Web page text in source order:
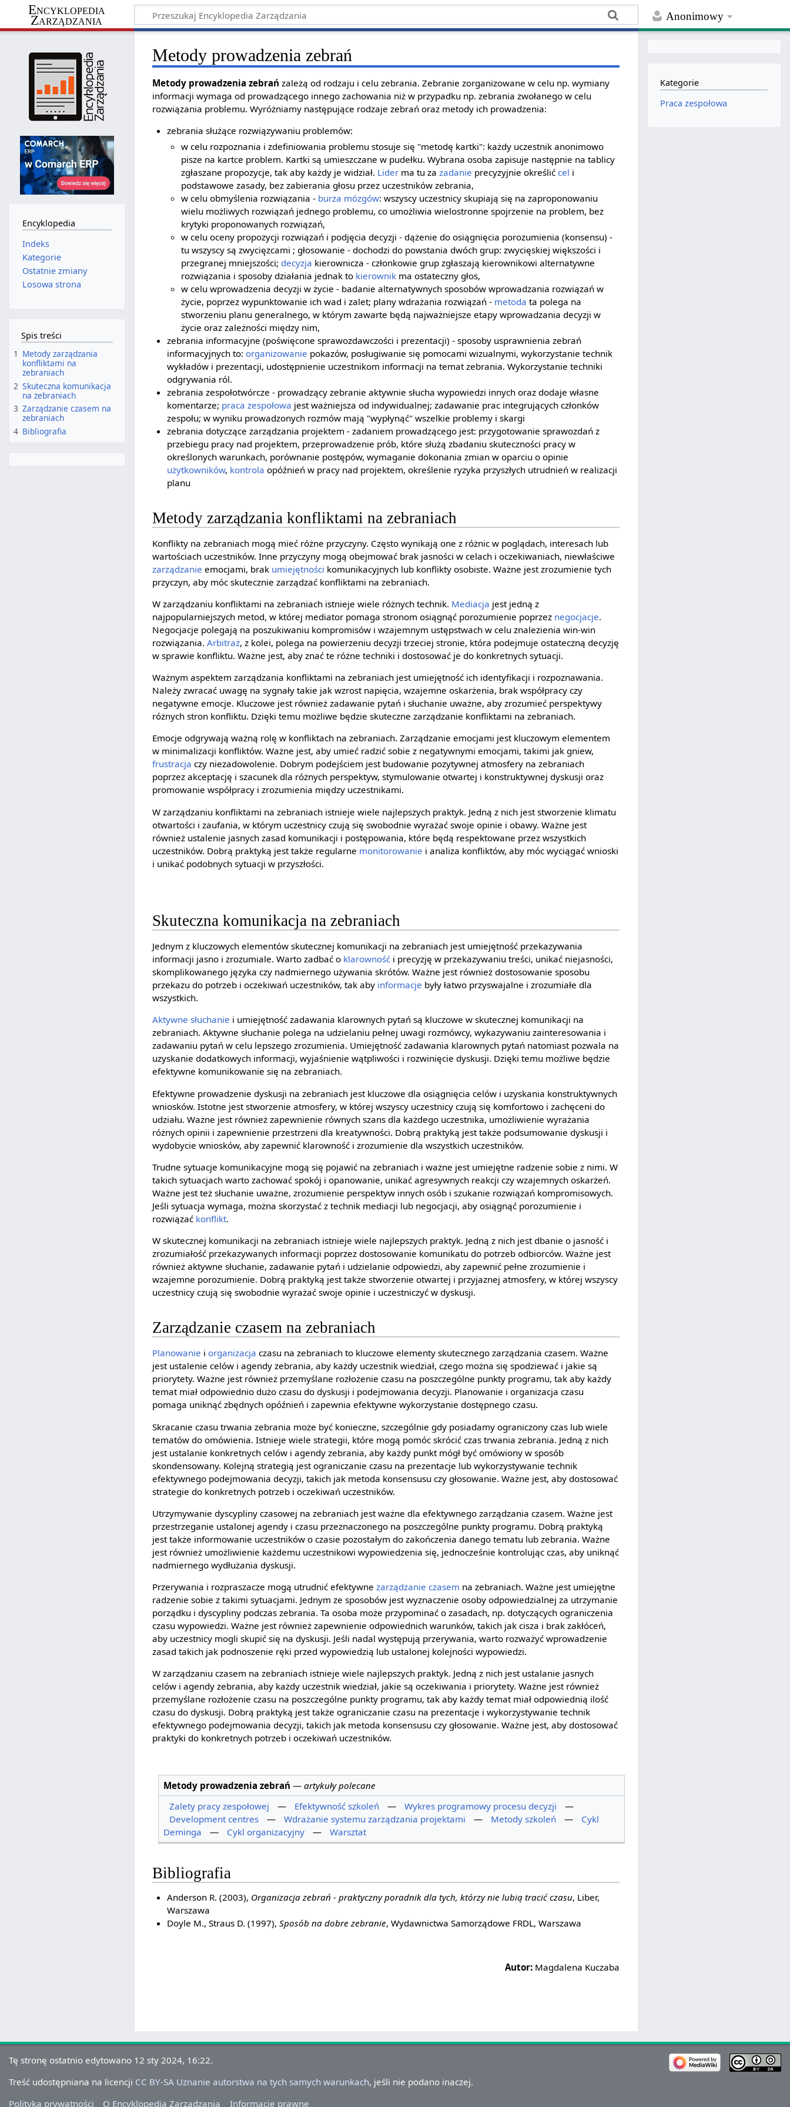
Anonimowy
Encyklopedia
Zarządzania
Metody prowadzenia zebrań
Metody prowadzenia zebrań zależą od rodzaju i celu zebrania. Zebranie zorganizowane w celu np. wymiany
informacji wymaga od prowadzącego innego zachowania niż w przypadku np. zebrania zwołanego w celu
rozwiązania problemu. Wyróżniamy następujące rodzaje zebrań oraz metody ich prowadzenia:
zebrania służące rozwiązywaniu problemów:
w celu rozpoznania i zdefiniowania problemu stosuje się "metodę kartki": każdy uczestnik anonimowo
pisze na kartce problem. Kartki są umieszczane w pudełku. Wybrana osoba zapisuje następnie na tablicy
zgłaszane propozycje, tak aby każdy je widział. Lider ma tu za zadanie precyzyjnie określić cel i
podstawowe zasady, bez zabierania głosu przez uczestników zebrania,
w celu obmyślenia rozwiązania - burza mózgów: wszyscy uczestnicy skupiają się na zaproponowaniu
wielu możliwych rozwiązań jednego problemu, co umożliwia wielostronne spojrzenie na problem, bez
krytyki proponowanych rozwiązań,
w celu oceny propozycji rozwiązań i podjęcia decyzji - dążenie do osiągnięcia porozumienia (konsensu) -
tu wszyscy są zwycięzcami ; głosowanie - dochodzi do powstania dwóch grup: zwycięskiej większości i
przegranej mniejszości; decyzja kierownicza - członkowie grup zgłaszają kierownikowi alternatywne
rozwiązania i sposoby działania jednak to kierownik ma ostateczny głos,
w celu wprowadzenia decyzji w życie - badanie alternatywnych sposobów wprowadzania rozwiązań w
życie, poprzez wypunktowanie ich wad i zalet; plany wdrażania rozwiązań - metoda ta polega na
stworzeniu planu generalnego, w którym zawarte będą najważniejsze etapy wprowadzania decyzji w
życie oraz zależności między nim,
zebrania informacyjne (poświęcone sprawozdawczości i prezentacji) - sposoby usprawnienia zebrań
informacyjnych to: organizowanie pokazów, posługiwanie się pomocami wizualnymi, wykorzystanie technik
wykładów i prezentacji, udostępnienie uczestnikom informacji na temat zebrania. Wykorzystanie techniki
odgrywania ról.
zebrania zespołotwórcze - prowadzący zebranie aktywnie słucha wypowiedzi innych oraz dodaje własne
komentarze; praca zespołowa jest ważniejsza od indywidualnej; zadawanie prac integrujących członków
zespołu; w wyniku prowadzonych rozmów mają "wypłynąć" wszelkie problemy i skargi
zebrania dotyczące zarządzania projektem - zadaniem prowadzącego jest: przygotowanie sprawozdań z
przebiegu pracy nad projektem, przeprowadzenie prób, które służą zbadaniu skuteczności pracy w
określonych warunkach, porównanie postępów, wymaganie dokonania zmian w oparciu o opinie
użytkowników, kontrola opóźnień w pracy nad projektem, określenie ryzyka przyszłych utrudnień w realizacji
planu
Metody zarządzania konfliktami na zebraniach
Konflikty na zebraniach mogą mieć różne przyczyny. Często wynikają one z różnic w poglądach, interesach lub
wartościach uczestników. Inne przyczyny mogą obejmować brak jasności w celach i oczekiwaniach, niewłaściwe
zarządzanie emocjami, brak umiejętności komunikacyjnych lub konflikty osobiste. Ważne jest zrozumienie tych
przyczyn, aby móc skutecznie zarządzać konfliktami na zebraniach.
W zarządzaniu konfliktami na zebraniach istnieje wiele różnych technik. Mediacja jest jedną z
najpopularniejszych metod, w której mediator pomaga stronom osiągnąć porozumienie poprzez negocjacje.
Negocjacje polegają na poszukiwaniu kompromisów i wzajemnym ustępstwach w celu znalezienia win-win
rozwiązania.Arbitraż, z kolei, polega na powierzeniu decyzji trzeciej stronie, która podejmuje ostateczną decyzję
w sprawie konfliktu. Ważne jest, aby znać te różne techniki i dostosować je do konkretnych sytuacji.
Ważnym aspektem zarządzania konfliktami na zebraniach jest umiejętność ich identyfikacji i rozpoznawania.
Należy zwracać uwagę na sygnały takie jak wzrost napięcia, wzajemne oskarżenia, brak współpracy czy
negatywne emocje. Kluczowe jest również zadawanie pytań i słuchanie uważne, aby zrozumieć perspektywy
różnych stron konfliktu. Dzięki temu możliwe będzie skuteczne zarządzanie konfliktami na zebraniach.
Emocje odgrywają ważną rolę w konfliktach na zebraniach. Zarządzanie emocjami jest kluczowym elementem
w minimalizacji konfliktów. Ważne jest, aby umieć radzić sobie z negatywnymi emocjami, takimi jak gniew,
frustracja czy niezadowolenie. Dobrym podejściem jest budowanie pozytywnej atmosfery na zebraniach
poprzez akceptację i szacunek dla różnych perspektyw, stymulowanie otwartej i konstruktywnej dyskusji oraz
promowanie współpracy i zrozumienia między uczestnikami.
W zarządzaniu konfliktami na zebraniach istnieje wiele najlepszych praktyk. Jedną z nich jest stworzenie klimatu
otwartości i zaufania, w którym uczestnicy czują się swobodnie wyrażać swoje opinie i obawy. Ważne jest
również ustalenie jasnych zasad komunikacji i postępowania, które będą respektowane przez wszystkich
uczestników. Dobrą praktyką jest także regularne monitorowanie i analiza konfliktów, aby móc wyciągać wnioski
i unikać podobnych sytuacji w przyszłości.
Skuteczna komunikacja na zebraniach
Jednym z kluczowych elementów skutecznej komunikacji na zebraniach jest umiejętność przekazywania
informacji jasno i zrozumiale. Warto zadbać o klarowność i precyzję w przekazywaniu treści, unikać niejasności,
skomplikowanego języka czy nadmiernego używania skrótów. Ważne jest również dostosowanie sposobu
przekazu do potrzeb i oczekiwań uczestników, tak aby informacje były łatwo przyswajalne i zrozumiałe dla
wszystkich.
Aktywne słuchanie i umiejętność zadawania klarownych pytań są kluczowe w skutecznej komunikacji na
zebraniach. Aktywne słuchanie polega na udzielaniu pełnej uwagi rozmówcy, wykazywaniu zainteresowania i
zadawaniu pytań w celu lepszego zrozumienia. Umiejętność zadawania klarownych pytań natomiast pozwala na
uzyskanie dodatkowych informacji, wyjaśnienie wątpliwości i rozwinięcie dyskusji. Dzięki temu możliwe będzie
efektywne komunikowanie się na zebraniach.
Efektywne prowadzenie dyskusji na zebraniach jest kluczowe dla osiągnięcia celów i uzyskania konstruktywnych
wniosków. Istotne jest stworzenie atmosfery, w której wszyscy uczestnicy czują się komfortowo i zachęceni do
udziału. Ważne jest również zapewnienie równych szans dla każdego uczestnika, umożliwienie wyrażania
różnych opinii i zapewnienie przestrzeni dla kreatywności. Dobrą praktyką jest także podsumowanie dyskusji i
wydobycie wniosków, aby zapewnić klarowność i zrozumienie dla wszystkich uczestników.
Trudne sytuacje komunikacyjne mogą się pojawić na zebraniach i ważne jest umiejętne radzenie sobie z nimi. W
takich sytuacjach warto zachować spokój i opanowanie, unikać agresywnych reakcji czy wzajemnych oskarżeń.
Ważne jest też słuchanie uważne, zrozumienie perspektyw innych osób i szukanie rozwiązań kompromisowych.
Jeśli sytuacja wymaga, można skorzystać z technik mediacji lub negocjacji, aby osiągnąć porozumienie i
rozwiązać konflikt.
W skutecznej komunikacji na zebraniach istnieje wiele najlepszych praktyk. Jedną z nich jest dbanie o jasność i
zrozumiałość przekazywanych informacji poprzez dostosowanie komunikatu do potrzeb odbiorców. Ważne jest
również aktywne słuchanie, zadawanie pytań i udzielanie odpowiedzi, aby zapewnić pełne zrozumienie i
wzajemne porozumienie. Dobrą praktyką jest także stworzenie otwartej i przyjaznej atmosfery, w której wszyscy
uczestnicy czują się swobodnie wyrażać swoje opinie i uczestniczyć w dyskusji.
Zarządzanie czasem na zebraniach
Planowanie iorganizacja czasu na zebraniach to kluczowe elementy skutecznego zarządzania czasem. Ważne
jest ustalenie celów i agendy zebrania, aby każdy uczestnik wiedział, czego można się spodziewać i jakie są
priorytety. Ważne jest również przemyślane rozłożenie czasu na poszczególne punkty programu, tak aby każdy
temat miał odpowiednio dużo czasu do dyskusji i podejmowania decyzji. Planowanie i organizacja czasu
pomaga uniknąć zbędnych opóźnień i zapewnia efektywne wykorzystanie dostępnego czasu.
Skracanie czasu trwania zebrania może być konieczne, szczególnie gdy posiadamy ograniczony czas lub wiele
tematów do omówienia. Istnieje wiele strategii, które mogą pomóc skrócić czas trwania zebrania. Jedną z nich
jest ustalanie konkretnych celów i agendy zebrania, aby każdy punkt mógł być omówiony w sposób
skondensowany. Kolejną strategią jest ograniczanie czasu na prezentacje lub wykorzystywanie technik
efektywnego podejmowania decyzji, takich jak metoda konsensusu czy głosowanie. Ważne jest, aby dostosować
strategie do konkretnych potrzeb i oczekiwań uczestników.
Utrzymywanie dyscypliny czasowej na zebraniach jest ważne dla efektywnego zarządzania czasem. Ważne jest
przestrzeganie ustalonej agendy i czasu przeznaczonego na poszczególne punkty programu. Dobrą praktyką
jest także informowanie uczestników o czasie pozostałym do zakończenia danego tematu lub zebrania. Ważne
jest również umożliwienie każdemu uczestnikowi wypowiedzenia się, jednocześnie kontrolując czas, aby uniknąć
nadmiernego wydłużania dyskusji.
Przerywania i rozpraszacze mogą utrudnić efektywnezarządzanie czasem na zebraniach. Ważne jest umiejętne
radzenie sobie z takimi sytuacjami. Jednym ze sposobów jest wyznaczenie osoby odpowiedzialnej za utrzymanie
porządku i dyscypliny podczas zebrania. Ta osoba może przypominać o zasadach, np. dotyczących ograniczenia
czasu wypowiedzi. Ważne jest również zapewnienie odpowiednich warunków, takich jak cisza i brak zakłóceń,
aby uczestnicy mogli skupić się na dyskusji. Jeśli nadal występują przerywania, warto rozważyć wprowadzenie
zasad takich jak podnoszenie ręki przed wypowiedzią lub ustalonej kolejności wypowiedzi.
W zarządzaniu czasem na zebraniach istnieje wiele najlepszych praktyk. Jedną z nich jest ustalanie jasnych
celów i agendy zebrania, aby każdy uczestnik wiedział, jakie są oczekiwania i priorytety. Ważne jest również
przemyślane rozłożenie czasu na poszczególne punkty programu, tak aby każdy temat miał odpowiednią ilość
czasu do dyskusji. Dobrą praktyką jest także ograniczanie czasu na prezentacje i wykorzystywanie technik
efektywnego podejmowania decyzji, takich jak metoda konsensusu czy głosowanie. Ważne jest, aby dostosować
praktyki do konkretnych potrzeb i oczekiwań uczestników.
Metody prowadzenia zebrań — artykuły polecane
Zalety pracy zespołowej
— Efektywność szkoleń — Wykres programowy procesu decyzji
—
Development centres
— Wdrażanie systemu zarządzania projektami — Metody szkoleń —
Cykl
Deminga
— Cykl organizacyjny — Warsztat
Bibliografia
Anderson R. (2003), Organizacja zebrań - praktyczny poradnik dla tych, którzy nie lubią tracić czasu, Liber,
Warszawa
Doyle M., Straus D. (1997), Sposób na dobre zebranie, Wydawnictwa Samorządowe FRDL, Warszawa
Autor: Magdalena Kuczaba
Encyklopedia
Indeks
Kategorie
Ostatnie zmiany
Losowa strona
Spis treści
1 Metody zarządzania
konfliktami na
zebraniach
2 Skuteczna komunikacja
na zebraniach
3 Zarządzanie czasem na
zebraniach
4 Bibliografia
Kategorie
Praca zespołowa
Tę stronę ostatnio edytowano 12 sty 2024, 16:22.
Treść udostępniana na licencji CC BY-SA Uznanie autorstwa na tych samych warunkach, jeśli nie podano inaczej.
Polityka prywatności
O Encyklopedia Zarządzania Informacje prawne